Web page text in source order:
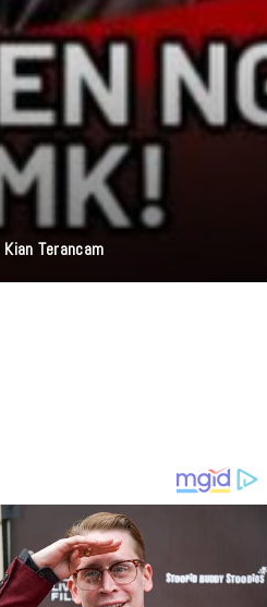
Terancam